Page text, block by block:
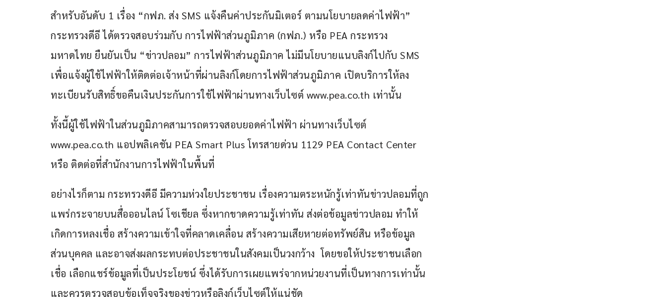
สำหรับอันดับ 1 เรื่อง “กฟภ. ส่ง SMS แจ้งคืนค่าประกันมิเตอร์ ตามนโยบายลดค่าไฟฟ้า”
กระทรวงดีอี ได้ตรวจสอบร่วมกับ การไฟฟ้าส่วนภูมิภาค (กฟภ.) หรือ PEA กระทรวง
มหาดไทย ยืนยันเป็น “ข่าวปลอม” การไฟฟ้าส่วนภูมิภาค ไม่มีนโยบายแนบลิงก์ไปกับ SMS
เพื่อแจ้งผู้ใช้ไฟฟ้าให้ติดต่อเจ้าหน้าที่ผ่านลิงก์โดยการไฟฟ้าส่วนภูมิภาค เปิดบริการให้ลง
ทะเบียนรับสิทธิ์ขอคืนเงินประกันการใช้ไฟฟ้าผ่านทางเว็บไซต์ www.pea.co.th เท่านั้น
ทั้งนี้ผู้ใช้ไฟฟ้าในส่วนภูมิภาคสามารถตรวจสอบยอดค่าไฟฟ้า ผ่านทางเว็บไซต์
www.pea.co.th แอปพลิเคชัน PEA Smart Plus โทรสายด่วน 1129 PEA Contact Center
หรือ ติดต่อที่สำนักงานการไฟฟ้าในพื้นที่
อย่างไรก็ตาม กระทรวงดีอี มีความห่วงใยประชาชน เรื่องความตระหนักรู้เท่าทันข่าวปลอมที่ถูก
แพร่กระจายบนสื่อออนไลน์ โซเชียล ซึ่งหากขาดความรู้เท่าทัน ส่งต่อข้อมูลข่าวปลอม ทำให้
เกิดการหลงเชื่อ สร้างความเข้าใจที่คลาดเคลื่อน สร้างความเสียหายต่อทรัพย์สิน หรือข้อมูล
ส่วนบุคคล และอาจส่งผลกระทบต่อประชาชนในสังคมเป็นวงกว้าง  โดยขอให้ประชาชนเลือก
เชื่อ เลือกแชร์ข้อมูลที่เป็นประโยชน์ ซึ่งได้รับการเผยแพร่จากหน่วยงานที่เป็นทางการเท่านั้น
และควรตรวจสอบข้อเท็จจริงของข่าวหรือลิงก์เว็บไซต์ให้แน่ชัด